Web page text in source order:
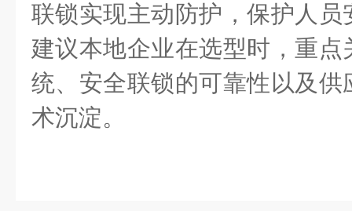
联锁实现主动防护，保护 人员
建议本地企业在选型时，重点
统、安全联锁的可靠性以及供
术沉淀。